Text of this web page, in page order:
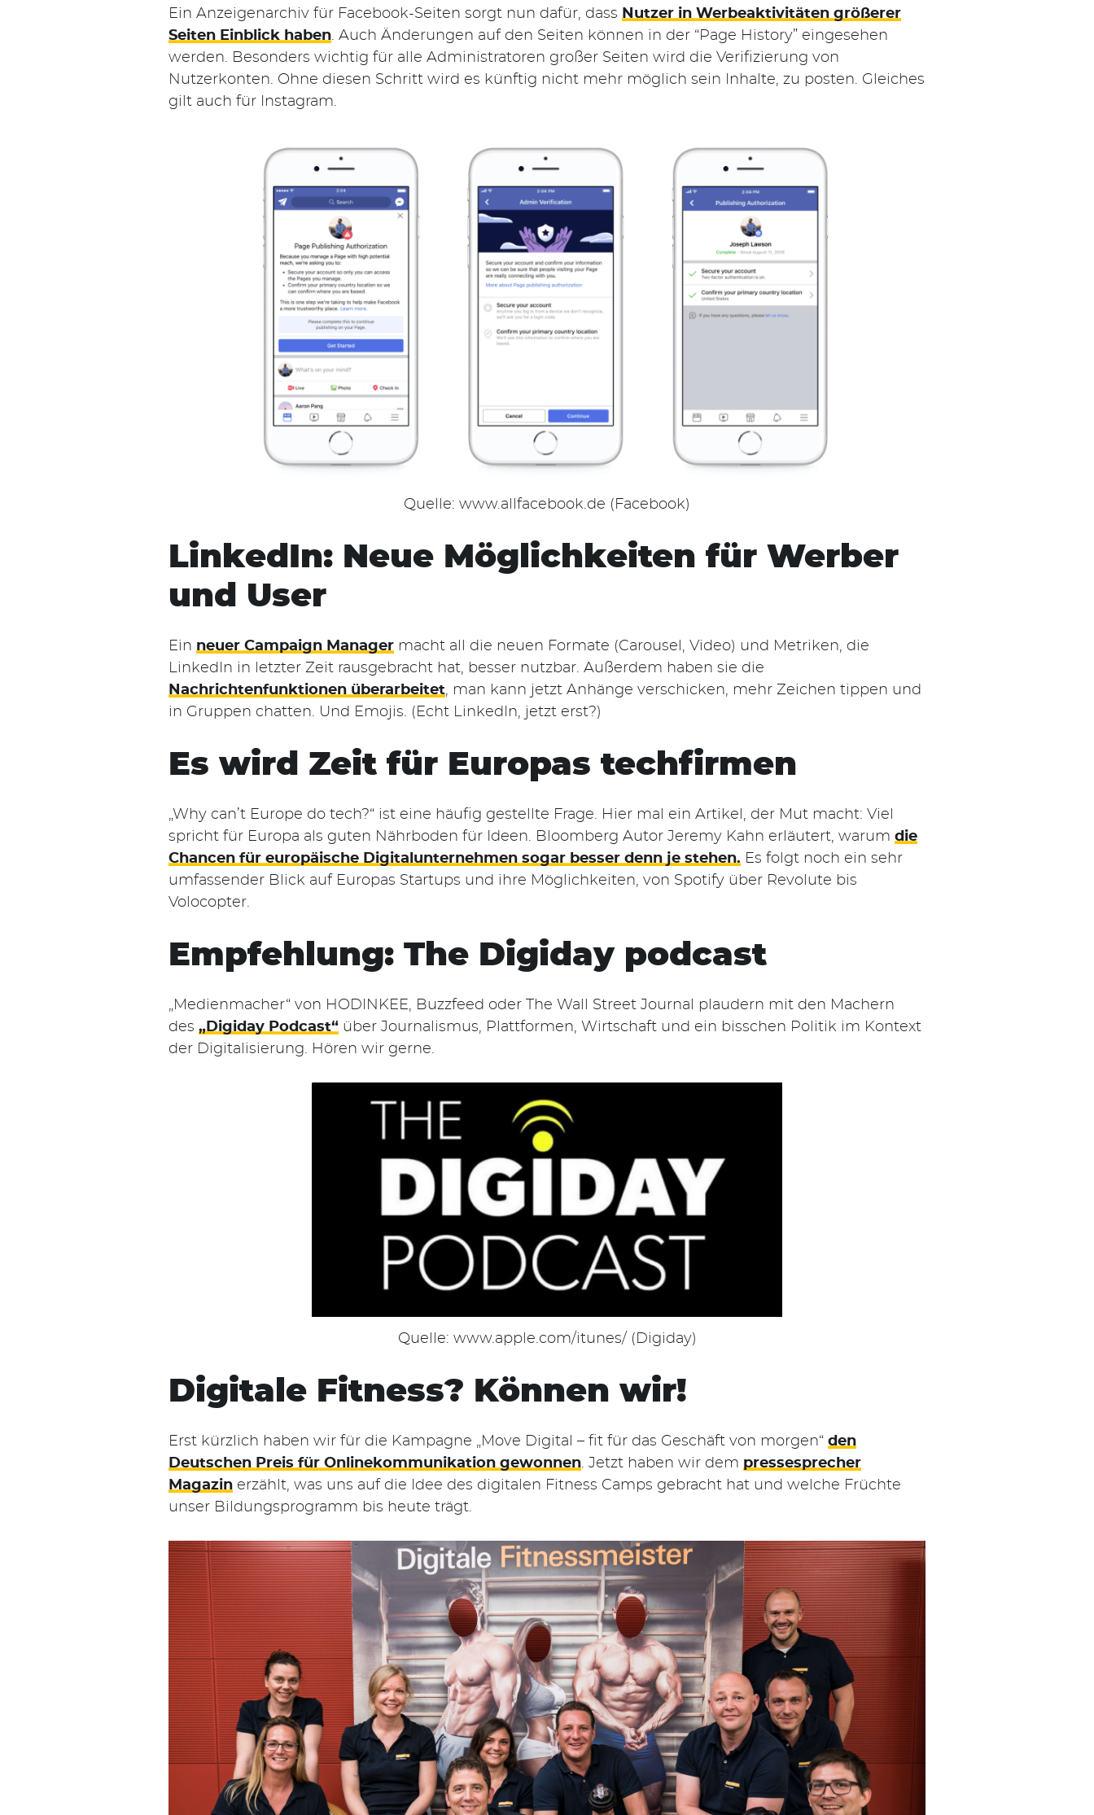
Suchen
nach:
Ein Anzeigenarchiv für Facebook-Seiten sorgt nun dafür, dass Nutzer in Werbeaktivitäten größerer
Seiten Einblick haben . Auch Änderungen auf den Seiten können in der “Page History” eingesehen
werden. Besonders wichtig für alle Administratoren großer Seiten wird die Verifizierung von
Nutzerkonten. Ohne diesen Schritt wird es künftig nicht mehr möglich sein Inhalte, zu posten. Gleiches
gilt auch für Instagram.
Quelle: www.allfacebook.de (Facebook)
LinkedIn: Neue Möglichkeiten für Werber
und User
Ein neuer Campaign Manager macht all die neuen Formate (Carousel, Video) und Metriken, die
LinkedIn in letzter Zeit rausgebracht hat, besser nutzbar. Außerdem haben sie die
Nachrichtenfunktionen überarbeitet, man kann jetzt Anhänge verschicken, mehr Zeichen tippen und
in Gruppen chatten. Und Emojis. (Echt LinkedIn, jetzt erst?)
Es wird Zeit für Europas techfirmen
„Why can’t Europe do tech?“ ist eine häufig gestellte Frage. Hier mal ein Artikel, der Mut macht: Viel
spricht für Europa als guten Nährboden für Ideen. Bloomberg Autor Jeremy Kahn erläutert, warum die
Chancen für europäische Digitalunternehmen sogar besser denn je stehen. Es folgt noch ein sehr
umfassender Blick auf Europas Startups und ihre Möglichkeiten, von Spotify über Revolute bis
Volocopter.
Empfehlung: The Digiday podcast
„Medienmacher“ von HODINKEE, Buzzfeed oder The Wall Street Journal plaudern mit den Machern
des „Digiday Podcast“ über Journalismus, Plattformen, Wirtschaft und ein bisschen Politik im Kontext
der Digitalisierung. Hören wir gerne.
Quelle: www.apple.com/itunes/ (Digiday)
Digitale Fitness? Können wir!
Erst kürzlich haben wir für die Kampagne „Move Digital – fit für das Geschäft von morgen“ den
Deutschen Preis für Onlinekommunikation gewonnen. Jetzt haben wir dem pressesprecher
Magazin erzählt, was uns auf die Idee des digitalen Fitness Camps gebracht hat und welche Früchte
unser Bildungsprogramm bis heute trägt.